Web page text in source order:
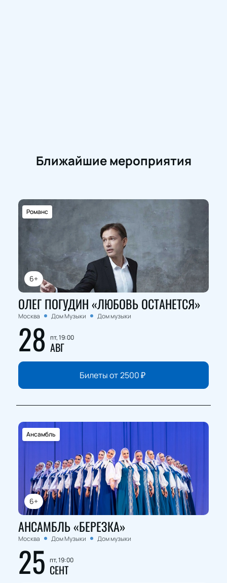
Ближайшие мероприятия
6+
Романс
ОЛЕГ ПОГУДИН «ЛЮБОВЬ ОСТАНЕТСЯ»
Москва Дом Музыки Дом музыки
28 пт, 19:00
АВГ
Билеты от2500₽
6+
Ансамбль
АНСАМБЛЬ «БЕРЕЗКА»
Москва Дом Музыки Дом музыки
25 пт, 19:00
СЕНТ